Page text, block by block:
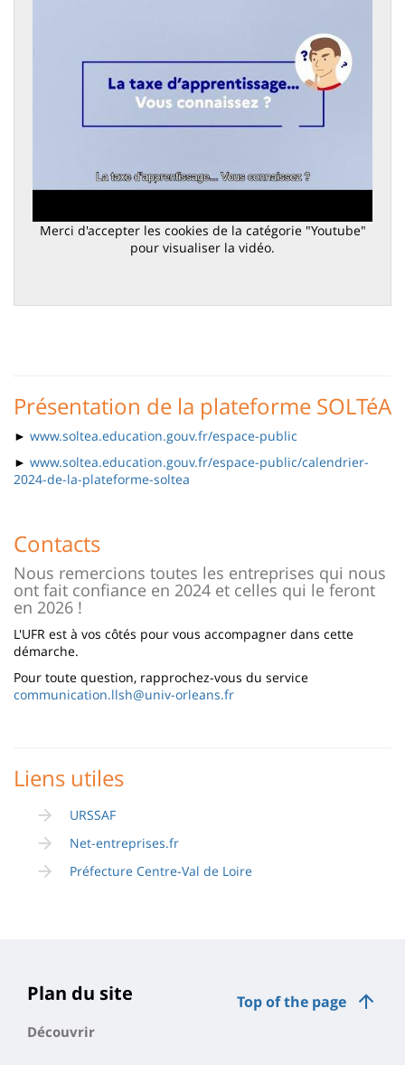
Merci d'accepter les cookies de la catégorie "Youtube"
pour visualiser la vidéo.
Présentation de la plateforme SOLTéA
► www.soltea.education.gouv.fr/espace-public
► www.soltea.education.gouv.fr/espace-public/calendrier-
2024-de-la-plateforme-soltea
Contacts
Nous remercions toutes les entreprises qui nous
ont fait confiance en 2024 et celles qui le feront
en 2026 !
L'UFR est à vos côtés pour vous accompagner dans cette
démarche.
Pour toute question, rapprochez-vous du service
communication.llsh@univ-orleans.fr
Liens utiles
URSSAF
Net-entreprises.fr
Préfecture Centre-Val de Loire
Top of the page
Plan du site
Découvrir